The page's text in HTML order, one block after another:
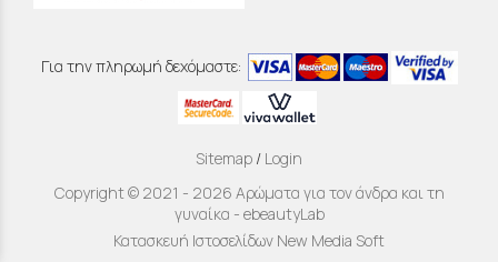
Για την πληρωμή δεχόμαστε:
Sitemap / Login
Copyright © 2021 - 2026 Αρώματα για τον άνδρα και τη
γυναίκα - ebeautyLab
Κατασκευή Ιστοσελίδων New Media Soft